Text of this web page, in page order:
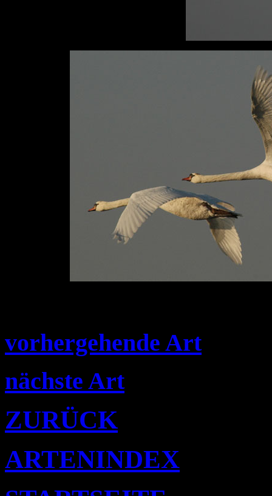
vorhergehende Art
nächste Art
ZURÜCK
ARTENINDEX